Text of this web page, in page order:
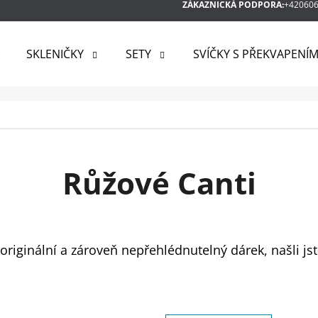
ZÁKAZNICKÁ PODPORA:
SKLENIČKY SETY SVÍČKY S
Růžové Canti
a zároveň nepřehlédnutelný dárek, našli